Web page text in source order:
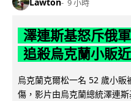
9 小時
澤連斯基怒斥俄
追殺烏克蘭小販
烏克蘭克爾松一名 52 歲小
傷，影片由烏克蘭總統澤連